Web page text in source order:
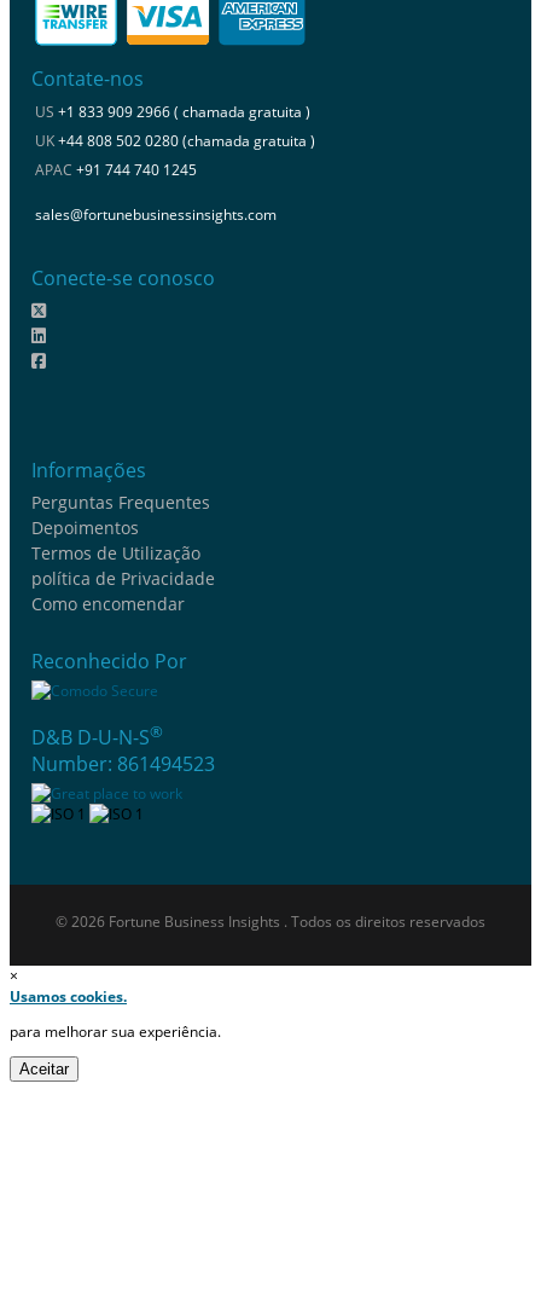
Contate-nos
US +1 833 909 2966 ( chamada gratuita )
UK+44 808 502 0280 (chamada gratuita )
APAC +91 744 740 1245
sales@fortunebusinessinsights.com
Conecte-se conosco
Informações
Perguntas Frequentes
Depoimentos
Termos de Utilização
política de Privacidade
Como encomendar
Reconhecido Por
D&B D-U-N-S®
Number: 861494523
© 2026 Fortune Business Insights . Todos os direitos reservados
×
Usamos cookies.
para melhorar sua experiência.
Aceitar